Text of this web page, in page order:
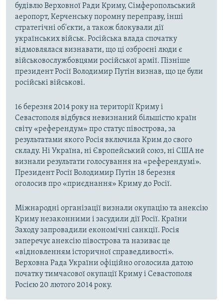
будівлю Верховної Ради Криму, Сімферопольський
аеропорт, Керченську поромну переправу, інші
стратегічні об'єкти, а також блокували дії
українських військ. Російська влада спочатку
відмовлялася визнавати, що ці озброєні люди є
військовослужбовцями російської армії. Пізніше
президент Росії Володимир Путін визнав, що це були
російські військові.
16 березня 2014 року на території Криму і
Севастополя відбувся невизнаний більшістю країн
світу «референдум» про статус півострова, за
результатами якого Росія включила Крим до свого
складу. Ні Україна, ні Європейський союз, ні США не
визнали результати голосування на «референдумі».
Президент Росії Володимир Путін 18 березня
оголосив про «приєднання» Криму до Росії.
Міжнародні організації визнали окупацію та анексію
Криму незаконними і засудили дії Росії. Країни
Заходу запровадили економічні санкції. Росія
заперечує анексію півострова та називає це
«відновленням історичної справедливості».
Верховна Рада України офіційно оголосила датою
початку тимчасової окупації Криму і Севастополя
Росією 20 лютого 2014 року.